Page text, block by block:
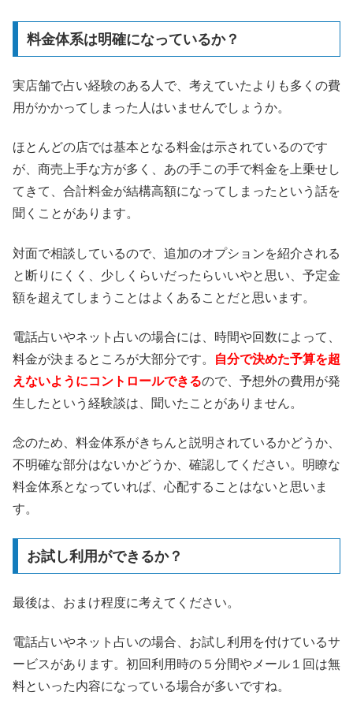
料金体系は明確になっているか？
実店舗で占い経験のある人で、考えていたよりも多くの費
用がかかってしまった人はいませんでしょうか。
ほとんどの店では基本となる料金は示されているのです
が、商売上手な方が多く、あの手この手で料金を上乗せし
てきて、合計料金が結構高額になってしまったという話を
聞くことがあります。
対面で相談しているので、追加のオプションを紹介される
と断りにくく、少しくらいだったらいいやと思い、予定金
額を超えてしまうことはよくあることだと思います。
電話占いやネット占いの場合には、時間や回数によって、
料金が決まるところが大部分です。
自分で決めた予算を超
えないようにコントロールできるので、予想外の費用が発
生したという経験談は、聞いたことがありません。
念のため、料金体系がきちんと説明されているかどうか、
不明確な部分はないかどうか、確認してください。明瞭な
料金体系となっていれば、心配することはないと思いま
す。
お試し利用ができるか？
最後は、おまけ程度に考えてください。
電話占いやネット占いの場合、お試し利用を付けているサ
ービスがあります。初回利用時の５分間やメール１回は無
料といった内容になっている場合が多いですね。